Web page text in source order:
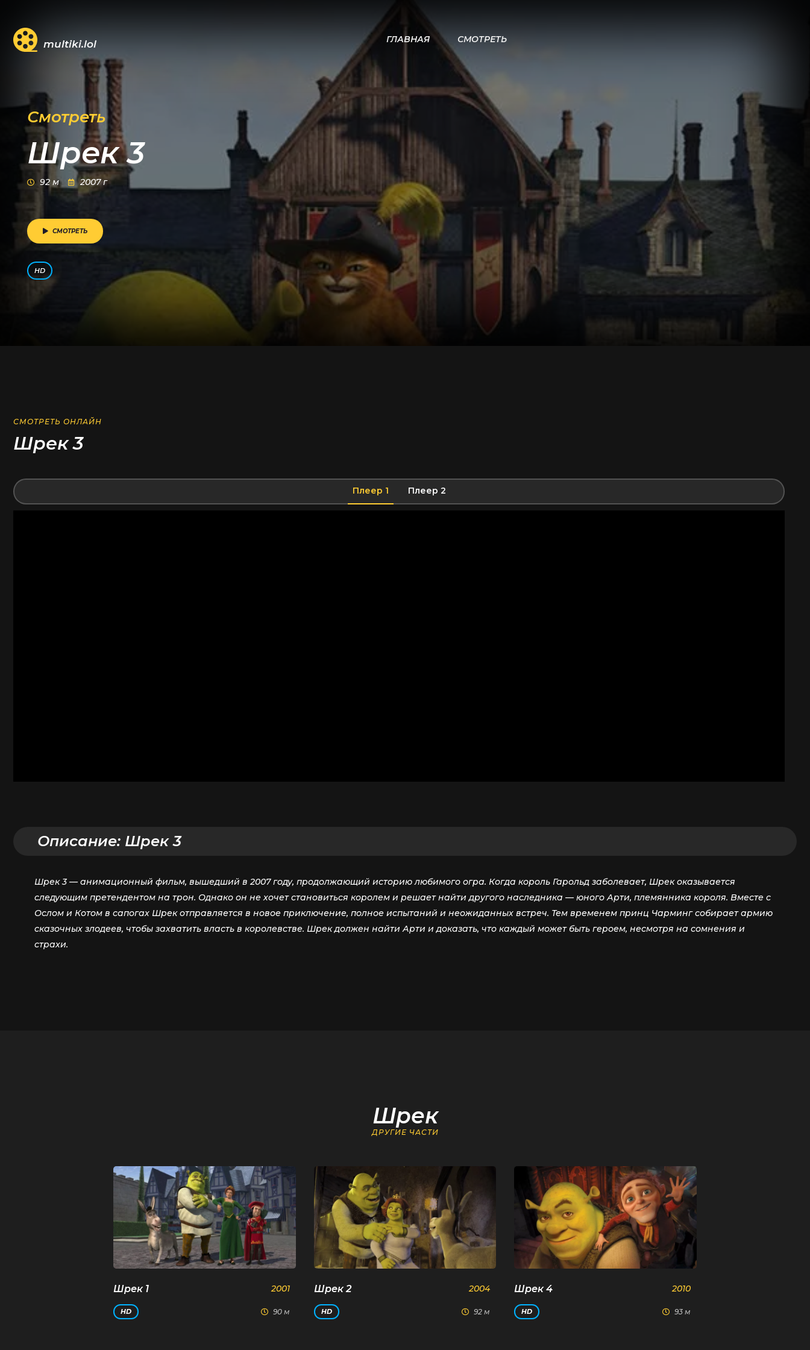
multiki.lol ГЛАВНАЯ СМОТРЕТЬ
Смотреть
Шрек 3
92 м 2007 г
HD
СМОТРЕТЬ
СМОТРЕТЬ ОНЛАЙН
Шрек 3
Плеер 1 Плеер 2
Описание: Шрек 3
Шрек 3 — анимационный фильм, вышедший в 2007 году, продолжающий историю любимого огра. Когда король Гарольд заболевает, Шрек оказывается
следующим претендентом на трон. Однако он не хочет становиться королем и решает найти другого наследника — юного Арти, племянника короля. Вместе с
Ослом и Котом в сапогах Шрек отправляется в новое приключение, полное испытаний и неожиданных встреч. Тем временем принц Чарминг собирает армию
сказочных злодеев, чтобы захватить власть в королевстве. Шрек должен найти Арти и доказать, что каждый может быть героем, несмотря на сомнения и
страхи.
Шрек
ДРУГИЕ ЧАСТИ
Шрек 1 2001
HD 90 м
Шрек 2 2004
HD 92 м
Шрек 4 2010
HD 93 м